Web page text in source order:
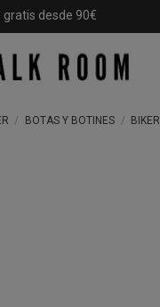
gratis desde 90€
BOTAS Y BOTINES BIKER